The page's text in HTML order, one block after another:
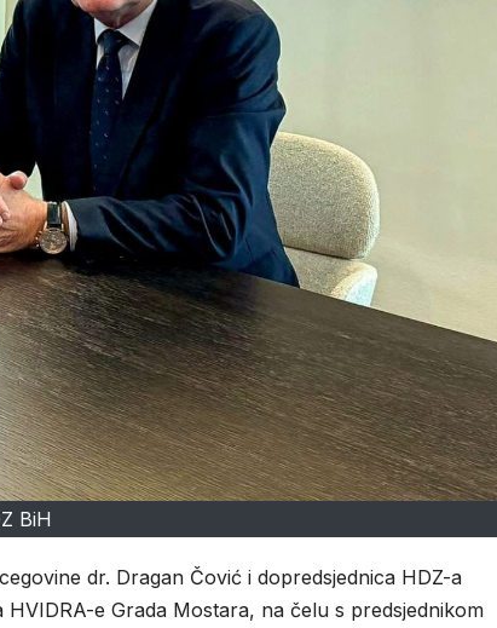
BiH
dr. Dragan Čović i dopredsjednica HDZ-a
e Grada Mostara, na čelu s predsjednikom